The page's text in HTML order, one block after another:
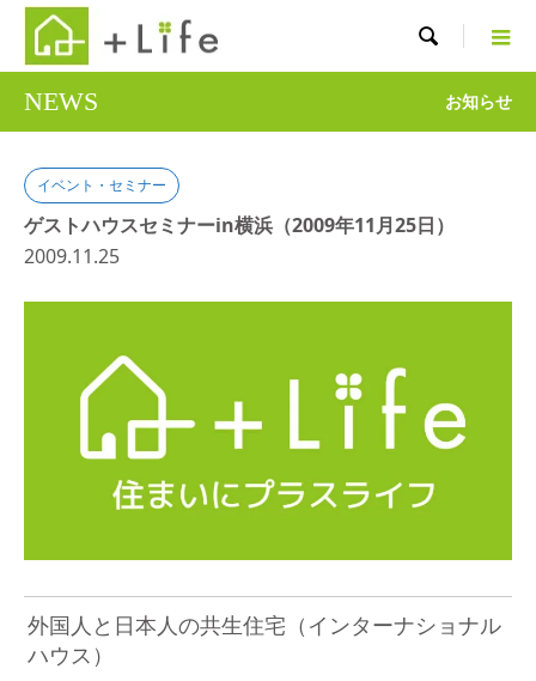

NEWS お知らせ
イベント・セミナー
ゲストハウスセミナーin横浜（2009年11月25日）
2009.11.25
外国人と日本人の共生住宅（インターナショナル
ハウス）